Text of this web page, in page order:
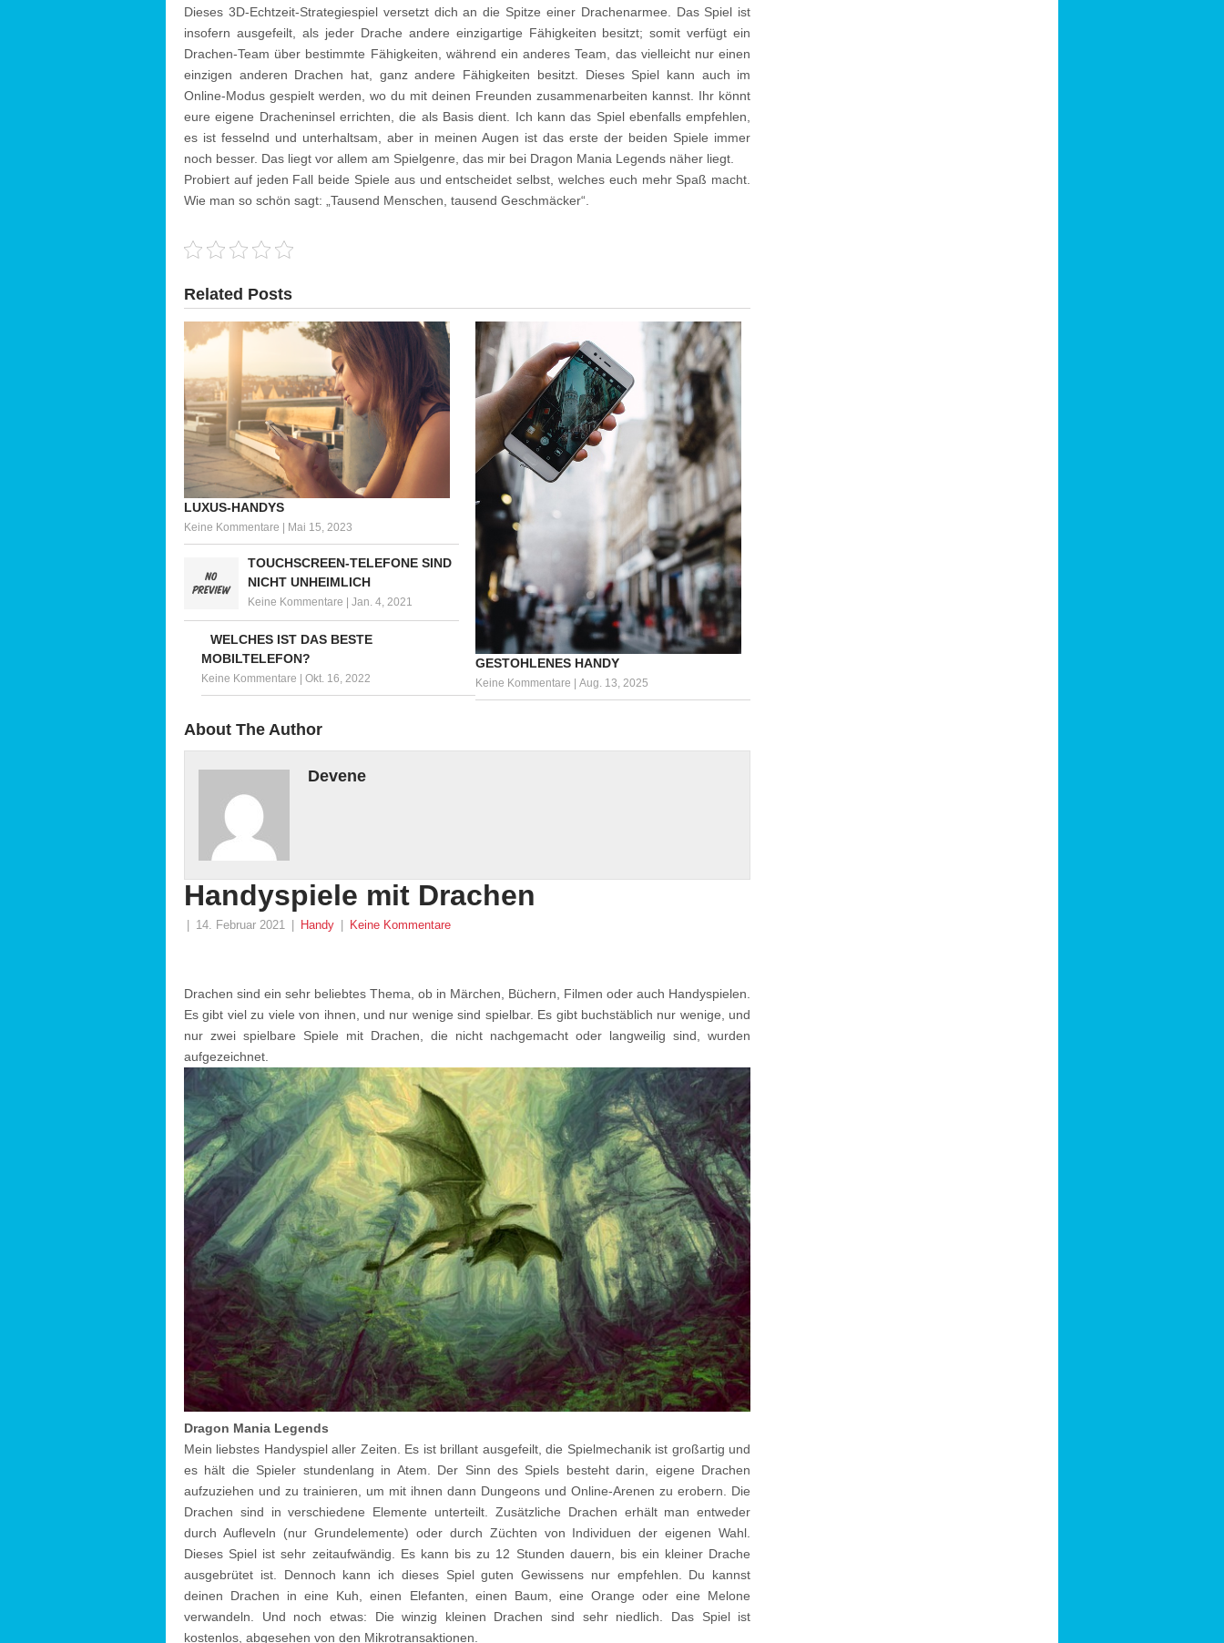
Dieses 3D-Echtzeit-Strategiespiel versetzt dich an die Spitze einer Drachenarmee. Das Spiel ist
insofern ausgefeilt, als jeder Drache andere einzigartige Fähigkeiten besitzt; somit verfügt ein
Drachen-Team über bestimmte Fähigkeiten, während ein anderes Team, das vielleicht nur einen
einzigen anderen Drachen hat, ganz andere Fähigkeiten besitzt. Dieses Spiel kann auch im
Online-Modus gespielt werden, wo du mit deinen Freunden zusammenarbeiten kannst. Ihr könnt
eure eigene Dracheninsel errichten, die als Basis dient. Ich kann das Spiel ebenfalls empfehlen,
es ist fesselnd und unterhaltsam, aber in meinen Augen ist das erste der beiden Spiele immer
noch besser. Das liegt vor allem am Spielgenre, das mir bei Dragon Mania Legends näher liegt.
Probiert auf jeden Fall beide Spiele aus und entscheidet selbst, welches euch mehr Spaß macht.
Wie man so schön sagt: „Tausend Menschen, tausend Geschmäcker“.
Related Posts
LUXUS-HANDYS
Keine Kommentare Mai 15, 2023
GESTOHLENES HANDY
Keine Kommentare |Aug. 13, 2025
TOUCHSCREEN-TELEFONE SIND
NICHT UNHEIMLICH
Keine Kommentare Jan. 4, 2021
WELCHES IST DAS BESTE
MOBILTELEFON?
Keine Kommentare Okt. 16, 2022
About The Author
Devene
Handyspiele mit Drachen
14. Februar 2021 Handy Keine Kommentare
Drachen sind ein sehr beliebtes Thema, ob in Märchen, Büchern, Filmen oder auch Handyspielen.
Es gibt viel zu viele von ihnen, und nur wenige sind spielbar. Es gibt buchstäblich nur wenige, und
nur zwei spielbare Spiele mit Drachen, die nicht nachgemacht oder langweilig sind, wurden
aufgezeichnet.
Dragon Mania Legends
Mein liebstes Handyspiel aller Zeiten. Es ist brillant ausgefeilt, die Spielmechanik ist großartig und
es hält die Spieler stundenlang in Atem. Der Sinn des Spiels besteht darin, eigene Drachen
aufzuziehen und zu trainieren, um mit ihnen dann Dungeons und Online-Arenen zu erobern. Die
Drachen sind in verschiedene Elemente unterteilt. Zusätzliche Drachen erhält man entweder
durch Aufleveln (nur Grundelemente) oder durch Züchten von Individuen der eigenen Wahl.
Dieses Spiel ist sehr zeitaufwändig. Es kann bis zu 12 Stunden dauern, bis ein kleiner Drache
ausgebrütet ist. Dennoch kann ich dieses Spiel guten Gewissens nur empfehlen. Du kannst
deinen Drachen in eine Kuh, einen Elefanten, einen Baum, eine Orange oder eine Melone
verwandeln. Und noch etwas: Die winzig kleinen Drachen sind sehr niedlich. Das Spiel ist
kostenlos, abgesehen von den Mikrotransaktionen.